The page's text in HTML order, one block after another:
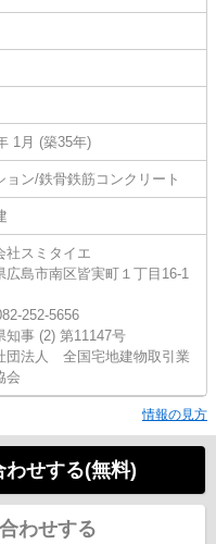
1月 (築35年)
ョン/鉄骨鉄筋コンクリート
社スミタイエ
広島市南区皆実町１丁目16-1
252-5656
知事 (2) 第11147号
団法人 全国宅地建物取引業
会
情報の見方
せする(無料)
わせする